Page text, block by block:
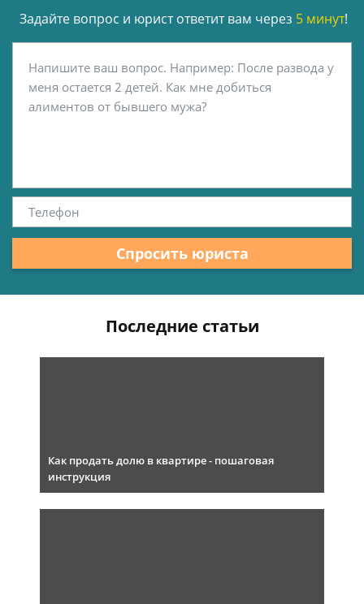
Задайте вопрос и юрист ответит вам через 5 минут!
Спросить юриста
Последние статьи
Как продать долю в квартире - пошаговая
инструкция